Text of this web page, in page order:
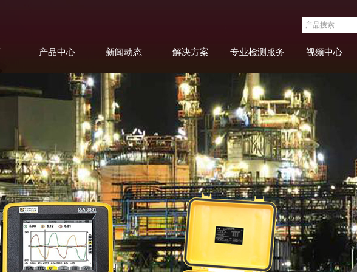
产品中心 新闻动态 解决方案 专业检测服务 视频中心